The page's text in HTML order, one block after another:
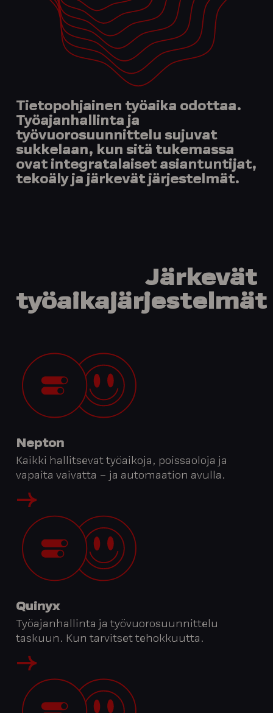
Tietopohjainen työaika odottaa.
Työajanhallinta ja
työvuorosuunnittelu sujuvat
sukkelaan, kun sitä tukemassa
ovat integratalaiset asiantuntijat,
tekoäly ja järkevät järjestelmät.
Järkevät
työaikajärjestelmät
Nepton
Kaikki hallitsevat työaikoja, poissaoloja ja
vapaita vaivatta – ja automaation avulla.
Quinyx
Työajanhallinta ja työvuorosuunnittelu
taskuun. Kun tarvitset tehokkuutta.